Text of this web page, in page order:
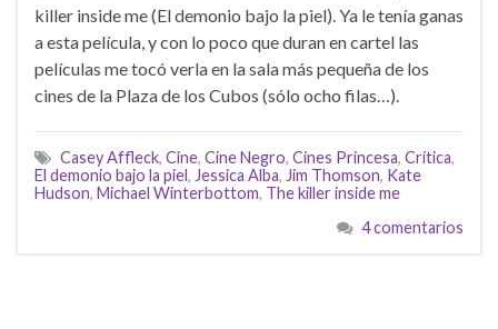
killer inside me (El demonio bajo la piel). Ya le tenía ganas
a esta película, y con lo poco que duran en cartel las
películas me tocó verla en la sala más pequeña de los
cines de la Plaza de los Cubos (sólo ocho filas…).
Casey Affleck, Cine, Cine Negro, Cines Princesa, Crítica,
El demonio bajo la piel, Jessica Alba, Jim Thomson, Kate
Hudson, Michael Winterbottom, The killer inside me
4 comentarios